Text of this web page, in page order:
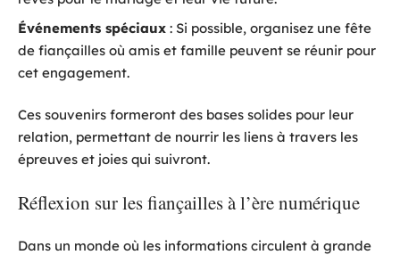
Événements spéciaux : Si possible, organisez une fête
de fiançailles où amis et famille peuvent se réunir pour
cet engagement.
Ces souvenirs formeront des bases solides pour leur
relation, permettant de nourrir les liens à travers les
épreuves et joies qui suivront.
Réflexion sur les fiançailles à l’ère numérique
Dans un monde où les informations circulent à grande